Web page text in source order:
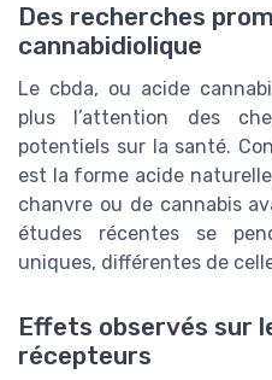
Des recherches
cannabidiolique
Le cbda, ou acide
plus l’attention des
potentiels sur la santé.
est la forme acide
chanvre ou de cannabis
études récentes se
uniques, différentes de
Effets observés sur
récepteurs